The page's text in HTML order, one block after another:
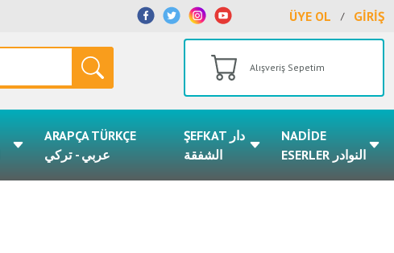
ÜYE OL / GİRİŞ
Alışveriş Sepetim
ARAPÇA TÜRKÇE
عربي - تركي
ŞEFKAT دار
الشفقة
NADİDE
ESERLER النوادر